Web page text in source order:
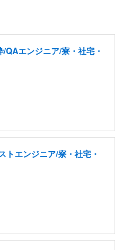
QAエンジニア/寮・社宅・
トエンジニア/寮・社宅・